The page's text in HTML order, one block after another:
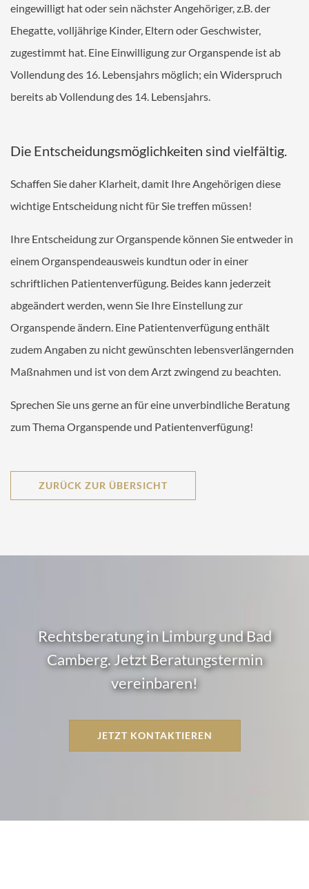
eingewilligt hat oder sein nächster Angehöriger, z.B. der
Ehegatte, volljährige Kinder, Eltern oder Geschwister,
zugestimmt hat. Eine Einwilligung zur Organspende ist ab
Vollendung des 16. Lebensjahrs möglich; ein Widerspruch
bereits ab Vollendung des 14. Lebensjahrs.
Die Entscheidungsmöglichkeiten sind vielfältig.
Schaffen Sie daher Klarheit, damit Ihre Angehörigen diese
wichtige Entscheidung nicht für Sie treffen müssen!
Ihre Entscheidung zur Organspende können Sie entweder in
einem Organspendeausweis kundtun oder in einer
schriftlichen Patientenverfügung. Beides kann jederzeit
abgeändert werden, wenn Sie Ihre Einstellung zur
Organspende ändern. Eine Patientenverfügung enthält
zudem Angaben zu nicht gewünschten lebensverlängernden
Maßnahmen und ist von dem Arzt zwingend zu beachten.
Sprechen Sie uns gerne an für eine unverbindliche Beratung
zum Thema Organspende und Patientenverfügung!
ZURÜCK ZUR ÜBERSICHT
Rechtsberatung in Limburg und Bad
Camberg. Jetzt Beratungstermin
vereinbaren!
JETZT KONTAKTIEREN